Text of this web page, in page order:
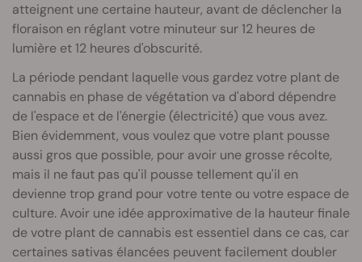
atteignent une certaine hauteur, avant de déclencher la
floraison en réglant votre minuteur sur 12 heures de
lumière et 12 heures d'obscurité.
La période pendant laquelle vous gardez votre plant de
cannabis en phase de végétation va d'abord dépendre
de l'espace et de l'énergie (électricité) que vous avez.
Bien évidemment, vous voulez que votre plant pousse
aussi gros que possible, pour avoir une grosse récolte,
mais il ne faut pas qu'il pousse tellement qu'il en
devienne trop grand pour votre tente ou votre espace de
culture. Avoir une idée approximative de la hauteur finale
de votre plant de cannabis est essentiel dans ce cas, car
certaines sativas élancées peuvent facilement doubler